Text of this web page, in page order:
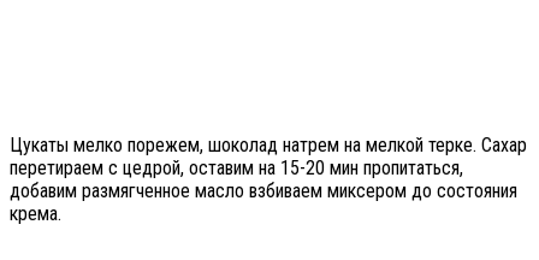
Цукаты мелко порежем, шоколад натрем на мелкой терке. Сахар
перетираем с цедрой, оставим на 15-20 мин пропитаться,
добавим размягченное масло взбиваем миксером до состояния
крема.